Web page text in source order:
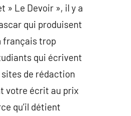
» Le Devoir », il y a
qui produisent
français trop
qui écrivent
sites de rédaction
votre écrit au prix
qu’il détient